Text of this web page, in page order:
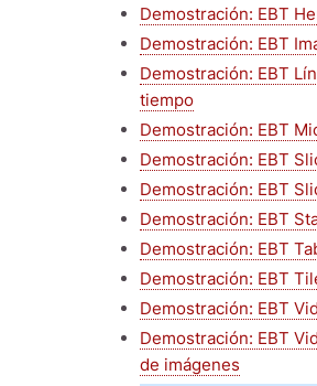
Demostración: EBT
Demostración: EBT
Demostración: EBT
tiempo
Demostración: EBT
Demostración: EBT
Demostración: EBT
Demostración: EBT
Demostración: EBT
Demostración: EBT
Demostración: EBT
Demostración: EBT
de imágenes